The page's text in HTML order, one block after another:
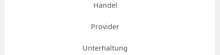
Handel
Provider
Unterhaltung